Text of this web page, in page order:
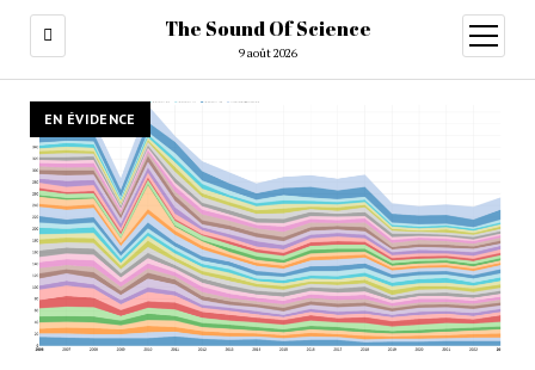
The Sound Of Science
9 août 2026
ouvrir
menu
The
Sound
Of
Science
EN ÉVIDENCE